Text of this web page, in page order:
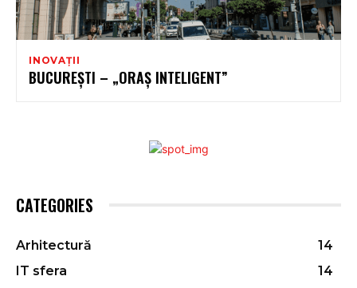
INOVAȚII
BUCUREȘTI – „ORAȘ INTELIGENT”
CATEGORIES
Arhitectură
14
IT sfera
14